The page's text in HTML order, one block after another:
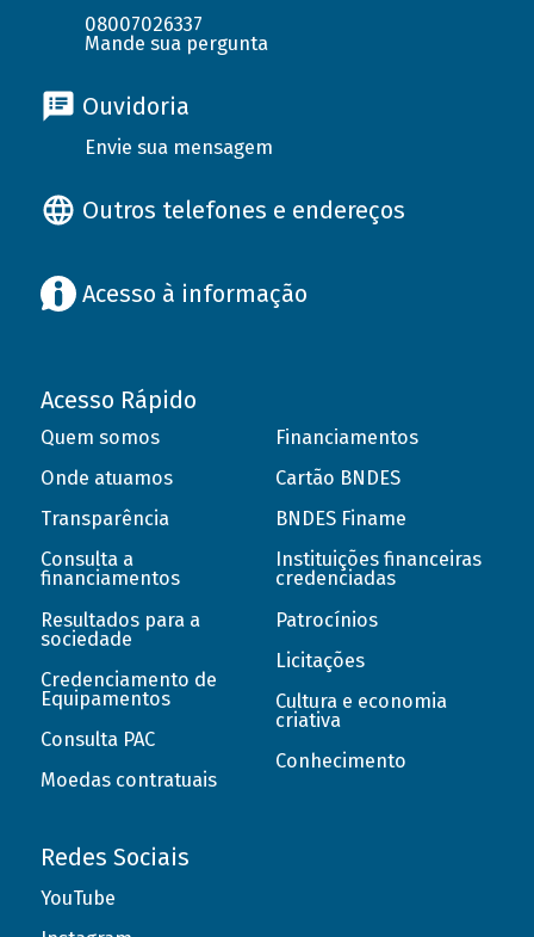
08007026337
Mande sua pergunta
Ouvidoria
Envie sua mensagem
Outros telefones e endereços
Acesso à informação
Acesso Rápido
Quem somos
Onde atuamos
Transparência
Consulta a
financiamentos
Resultados para a
sociedade
Credenciamento de
Equipamentos
Consulta PAC
Moedas contratuais
Financiamentos
Cartão BNDES
BNDES Finame
Instituições financeiras
credenciadas
Patrocínios
Licitações
Cultura e economia
criativa
Conhecimento
Redes Sociais
YouTube